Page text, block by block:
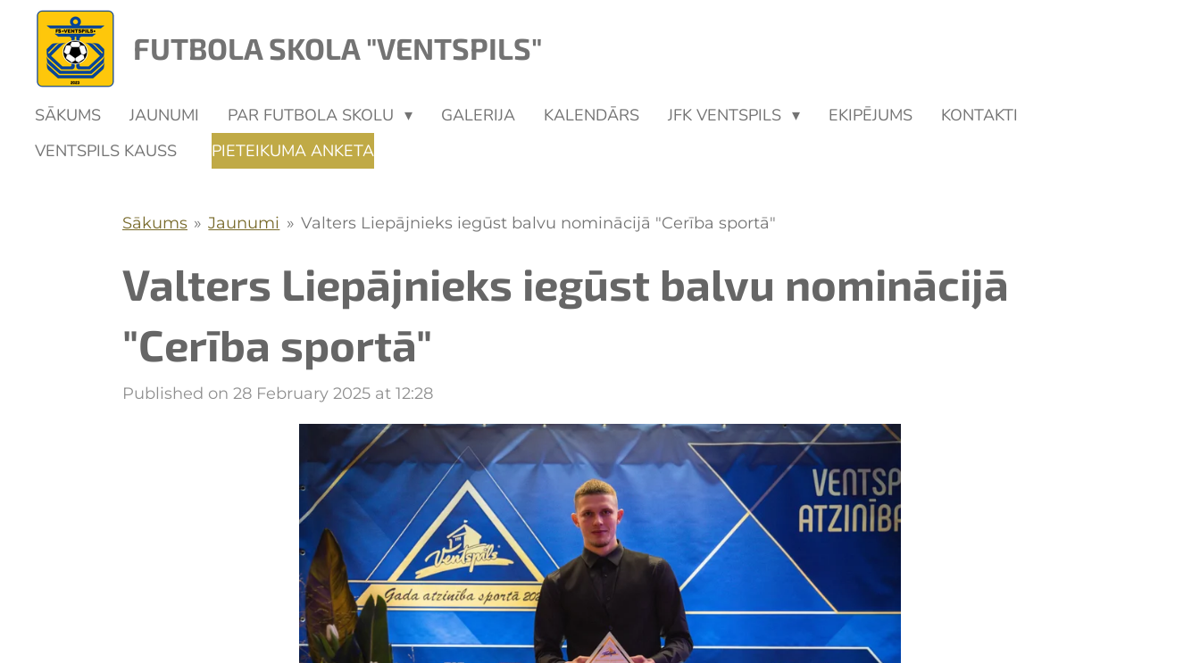
main
content
FUTBOLA SKOLA "VENTSPILS"
SĀKUMS JAUNUMI PAR FUTBOLA SKOLU GALERIJA KALENDĀRS JFK VENTSPILS EKIPĒJUMS
KONTAKTI
VENTSPILS KAUSS
PIETEIKUMA ANKETA
Sākums » Jaunumi » Valters Liepājnieks iegūst balvu nominācijā "Cerība sportā"
Valters Liepājnieks iegūst balvu nominācijā
"Cerība sportā"
Published on 28 February 2025 at 12:28